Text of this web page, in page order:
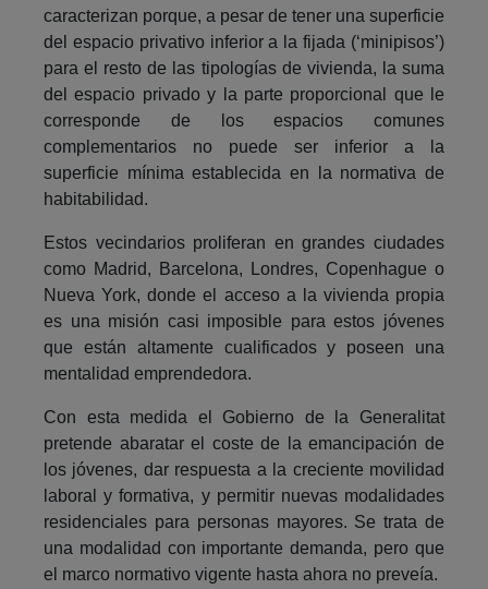
caracterizan porque, a pesar de tener una superficie
del espacio privativo inferior a la fijada (‘minipisos’)
para el resto de las tipologías de vivienda, la suma
del espacio privado y la parte proporcional que le
corresponde de los espacios comunes
complementarios no puede ser inferior a la
superficie mínima establecida en la normativa de
habitabilidad.
Estos vecindarios proliferan en grandes ciudades
como Madrid, Barcelona, Londres, Copenhague o
Nueva York, donde el acceso a la vivienda propia
es una misión casi imposible para estos jóvenes
que están altamente cualificados y poseen una
mentalidad emprendedora.
Con esta medida el Gobierno de la Generalitat
pretende abaratar el coste de la emancipación de
los jóvenes, dar respuesta a la creciente movilidad
laboral y formativa, y permitir nuevas modalidades
residenciales para personas mayores. Se trata de
una modalidad con importante demanda, pero que
el marco normativo vigente hasta ahora no preveía.